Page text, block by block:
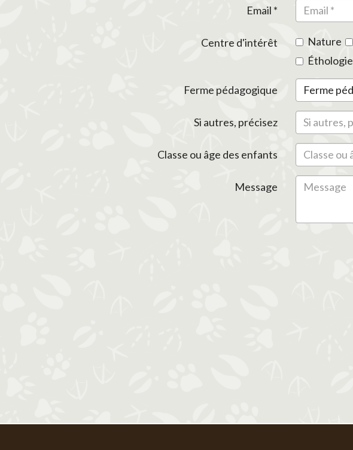
Email *
Centre d'intérêt Nature
Éthologie
Ferme pédagogique
Si autres, précisez
Classe ou âge des enfants
Message